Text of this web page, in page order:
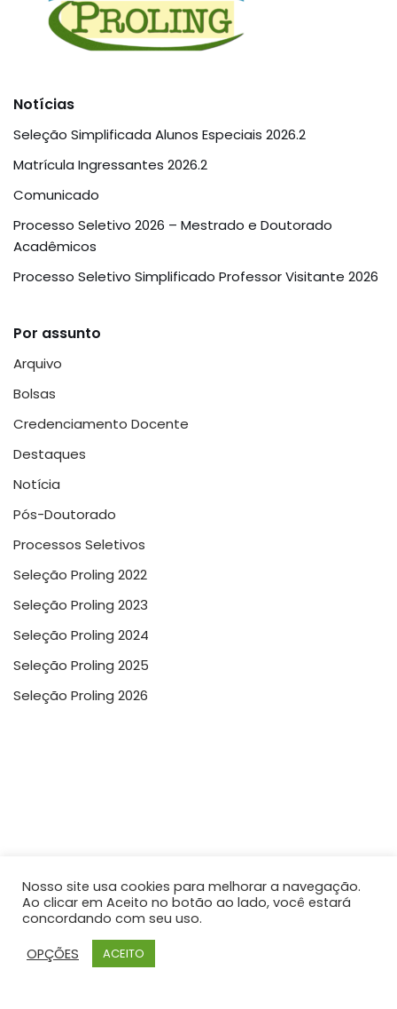
Notícias
Seleção Simplificada Alunos Especiais 2026.2
Matrícula Ingressantes 2026.2
Comunicado
Processo Seletivo 2026 – Mestrado e Doutorado
Acadêmicos
Processo Seletivo Simplificado Professor Visitante 2026
Por assunto
Arquivo
Bolsas
Credenciamento Docente
Destaques
Notícia
Pós-Doutorado
Processos Seletivos
Seleção Proling 2022
Seleção Proling 2023
Seleção Proling 2024
Seleção Proling 2025
Seleção Proling 2026
© 2026
- PROLING – Bloco E – CCHLA – Cidade Universitária – Campus I João
Pessoa (PB) CEP 59051-970 – Fone/fax: (83) 3216-7745 E-mail:
proling@cchla.ufpb.br
Nosso site usa cookies para melhorar a navegação.
Ao clicar em Aceito no botão ao lado, você estará
concordando com seu uso.
OPÇÕES
ACEITO